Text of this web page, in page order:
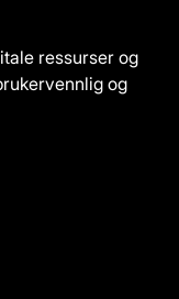
ressurser og
og